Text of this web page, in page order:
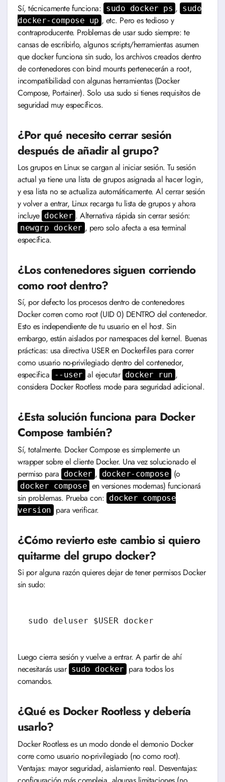
Sí, técnicamente funciona: sudo docker ps , sudo
docker-compose up , etc. Pero es tedioso y
contraproducente. Problemas de usar sudo siempre: te
cansas de escribirlo, algunos scripts/herramientas asumen
que docker funciona sin sudo, los archivos creados dentro
de contenedores con bind mounts pertenecerán a root,
incompatibilidad con algunas herramientas (Docker
Compose, Portainer). Solo usa sudo si tienes requisitos de
seguridad muy específicos.
¿Por qué necesito cerrar sesión
después de añadir al grupo?
Los grupos en Linux se cargan al iniciar sesión. Tu sesión
actual ya tiene una lista de grupos asignada al hacer login,
y esa lista no se actualiza automáticamente. Al cerrar sesión
y volver a entrar, Linux recarga tu lista de grupos y ahora
incluye docker . Alternativa rápida sin cerrar sesión:
newgrp docker , pero solo afecta a esa terminal
específica.
¿Los contenedores siguen corriendo
como root dentro?
Sí, por defecto los procesos dentro de contenedores
Docker corren como root (UID 0) DENTRO del contenedor.
Esto es independiente de tu usuario en el host. Sin
embargo, están aislados por namespaces del kernel. Buenas
prácticas: usa directiva USER en Dockerfiles para correr
como usuario no-privilegiado dentro del contenedor,
especifica
--user al ejecutar docker run ,
considera Docker Rootless mode para seguridad adicional.
¿Esta solución funciona para Docker
Compose también?
Sí, totalmente. Docker Compose es simplemente un
wrapper sobre el cliente Docker. Una vez solucionado el
permiso para docker , docker-compose (o
docker compose en versiones modernas) funcionará
sin problemas. Prueba con: docker compose
version para verificar.
¿Cómo revierto este cambio si quiero
quitarme del grupo docker?
Si por alguna razón quieres dejar de tener permisos Docker
sin sudo:
sudo deluser $USER docker
Luego cierra sesión y vuelve a entrar. A partir de ahí
necesitarás usar sudo docker para todos los
comandos.
¿Qué es Docker Rootless y debería
usarlo?
Docker Rootless es un modo donde el demonio Docker
corre como usuario no-privilegiado (no como root).
Ventajas: mayor seguridad, aislamiento real. Desventajas: